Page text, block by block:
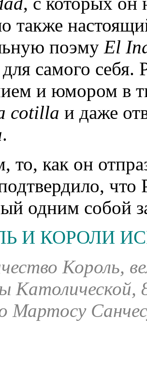
также
поэму El
самого себя.
и юмором в
cotilla и даже
.
то, как он
что
одним собой
И КОРОЛИ
Король,
Католической,
Мартосу